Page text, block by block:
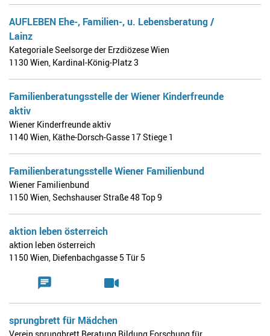
AUFLEBEN Ehe-, Familien-, u. Lebensberatung /
Lainz
Kategoriale Seelsorge der Erzdiözese Wien
1130 Wien, Kardinal-König-Platz 3
Familienberatungsstelle der Wiener Kinderfreunde
aktiv
Wiener Kinderfreunde aktiv
1140 Wien, Käthe-Dorsch-Gasse 17 Stiege 1
Familienberatungsstelle Wiener Familienbund
Wiener Familienbund
1150 Wien,Sechshauser Straße 48 Top 9
aktion leben österreich
aktion leben österreich
1150 Wien, Diefenbachgasse 5 Tür 5
sprungbrett für Mädchen